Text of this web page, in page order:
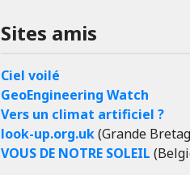
Sites amis
Ciel voilé
GeoEngineering Watch
Vers un climat artificiel ?
look-up.org.uk(Grande
VOUS DE NOTRE SOLEIL